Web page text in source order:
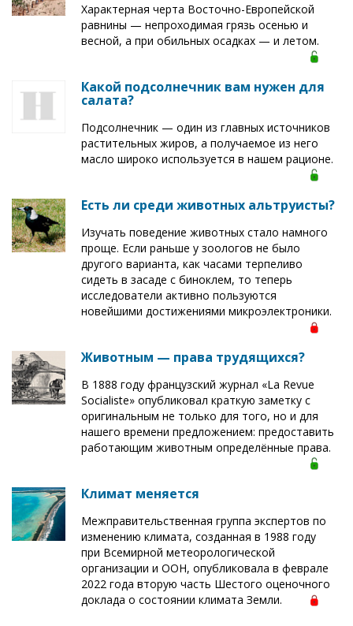
Характерная черта Восточно-Европейской
равнины — непроходимая грязь осенью и
весной, а при обильных осадках — и летом.
Какой подсолнечник вам нужен для
салата?
Подсолнечник — один из главных источников
растительных жиров, а получаемое из него
масло широко используется в нашем рационе.
Есть ли среди животных альтруисты?
Изучать поведение животных стало намного
проще. Если раньше у зоологов не было
другого варианта, как часами терпеливо
сидеть в засаде с биноклем, то теперь
исследователи активно пользуются
новейшими достижениями микроэлектроники.
Животным — права трудящихся?
В 1888 году французский журнал «La Revue
Socialiste» опубликовал краткую заметку с
оригинальным не только для того, но и для
нашего времени предложением: предоставить
работающим животным определённые права.
Климат меняется
Межправительственная группа экспертов по
изменению климата, созданная в 1988 году
при Всемирной метеорологической
организации и ООН, опубликовала в феврале
2022 года вторую часть Шестого оценочного
доклада о состоянии климата Земли.